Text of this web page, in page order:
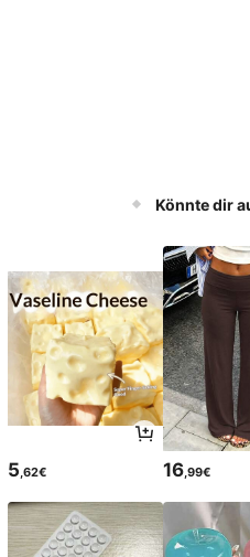
Könnte dir
5 ,62€ 16,99€